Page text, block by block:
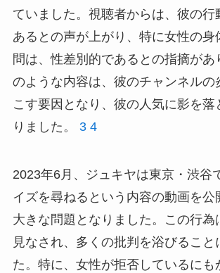
ていました。視聴者からは、彼の行
あるとの声が上がり、特に女性の身
問は、性差別的であるとの指摘があ
のような内容は、彼のチャンネルの
こす要因となり、彼の人気に影を落
りました。 3 4
2023年6月、ジュキヤは東京・渋谷
イズを尋ねるという内容の動画を公
大きな問題となりました。この行為
見なされ、多くの批判を浴びること
た。特に、女性が拒否しているにも